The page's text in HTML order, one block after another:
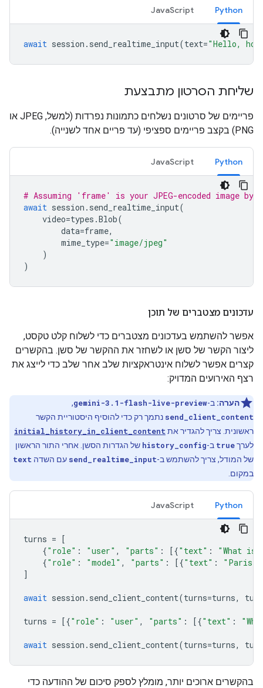
Python
JavaScript
await session . send_realtime_input(text="Hello,
שליחת הסרטון מתבצעת
פריימים של סרטונים נשלחים כתמונות נפרדות (למשל, JPEG או
PNG) בקצב פריימים ספציפי (עד פריים אחד לשנייה).
Python
JavaScript
# Assuming 'frame' is your JPEG-encoded image
await session . send_realtime_input(
video=types .Blob(
data=frame,
mime_type="image/jpeg"
)
)
עדכונים מצטברים של תוכן
אפשר להשתמש בעדכונים מצטברים כדי לשלוח קלט טקסט,
ליצור הקשר של סשן או לשחזר את ההקשר של סשן. בהקשרים
קצרים אפשר לשלוח אינטראקציות שלב אחר שלב כדי לייצג את
רצף האירועים המדויק:
הערה: ב-gemini-3.1-flash-live-preview
, ‏
send_client_content נתמך רק כדי להוסיף היסטוריית הקשר
ראשונית. צריך להגדיר את initial_history_in_client_content
לערךtrue ב-history_config של הגדרות הסשן. אחרי התור הראשון
של המודל, צריך להשתמש ב-send_realtime_input עם השדה text
במקום.
Python
JavaScript
turns = [
{"role" : "user" , "parts" : [{"text" :
"What is
{"role" : "model" , "parts" : [{"text" : "Paris"
]
await session . send_client_content(turns=turns,
turns = [{"role" : "user" , "parts" : [{"text" :
await session . send_client_content(turns=turns,
בהקשרים ארוכים יותר, מומלץ לספק סיכום של ההודעה כדי